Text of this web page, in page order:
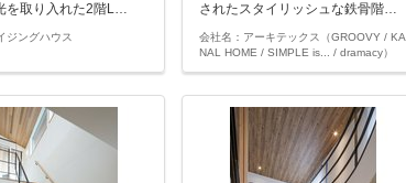
を取り入れた2階L…
ジングハウス
されたスタイリッシュな鉄骨階…
会社名：アーキテックス（GROOVY / KA
NAL HOME / SIMPLE is... / dramacy）